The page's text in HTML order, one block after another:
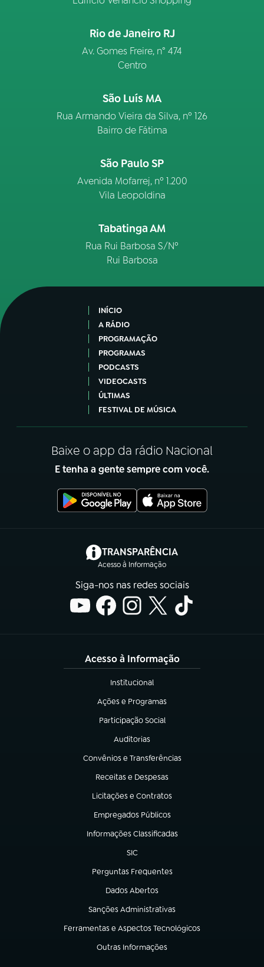
Rio de Janeiro RJ
Av. Gomes Freire, n° 474
Centro
São Luís MA
Rua Armando Vieira da Silva, nº 126
Bairro de Fátima
São Paulo SP
Avenida Mofarrej, nº 1.200
Vila Leopoldina
Tabatinga AM
Rua Rui Barbosa S/Nº
Rui Barbosa
INÍCIO
A RÁDIO
PROGRAMAÇÃO
PROGRAMAS
PODCASTS
VIDEOCASTS
ÚLTIMAS
FESTIVAL DE MÚSICA
Baixe o app da rádio Nacional
E tenha a gente sempre com você.
TRANSPARÊNCIA
Acesso à Informação
(abre em nova aba)
Siga-nos nas redes sociais
Acesso à Informação
Institucional
(abre em nova aba)
Ações e Programas
(abre em nova aba)
Participação Social
(abre em nova aba)
Auditorias
(abre em nova aba)
Convênios e Transferências
(abre em nova aba)
Receitas e Despesas
(abre em nova aba)
Licitações e Contratos
(abre em nova aba)
Empregados Públicos
(abre em nova aba)
Informações Classificadas
(abre em nova aba)
SIC
(abre em nova aba)
Perguntas Frequentes
(abre em nova aba)
Dados Abertos
(abre em nova aba)
Sanções Administrativas
(abre em nova aba)
Ferramentas e Aspectos Tecnológicos
(abre em nova aba)
Outras Informações
(abre em nova aba)